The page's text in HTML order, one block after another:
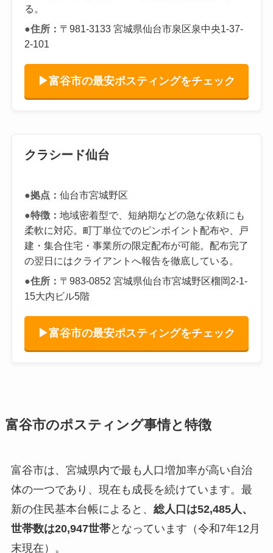
る。
●住所： 〒981-3133 宮城県仙台市泉区泉中央1-37-
2-101
▶富谷市の最安ポスティングをチェック
クラシード仙台
●拠点： 仙台市宮城野区
●特徴： 地域密着型で、短納期などの急な依頼にも
柔軟に対応。町丁単位でのピンポイント配布や、戸
建・集合住宅・事業所の限定配布が可能。配布完了
の翌日にはクライアントへ報告を徹底している。
●住所： 〒983-0852 宮城県仙台市宮城野区榴岡2-1-
15大内ビル5階
▶富谷市の最安ポスティングをチェック
富谷市のポスティング事情と特徴
富谷市は、宮城県内で最も人口増加率が高い自治
体の一つであり、現在も成長を続けています。最
新の住民基本台帳によると、 総人口は52,485人、
世帯数は20,947世帯となっています（令和7年12月
末現在）。